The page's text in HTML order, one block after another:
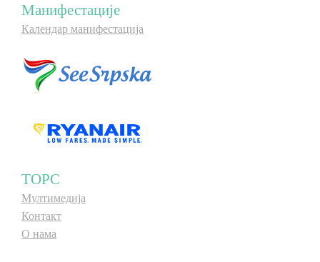
Манифестације
Календар манифестација
ТОРС
Мултимедија
Контакт
О нама